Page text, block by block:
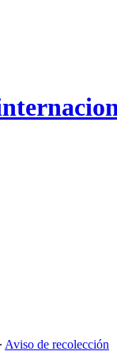
∙ Aviso de recolección